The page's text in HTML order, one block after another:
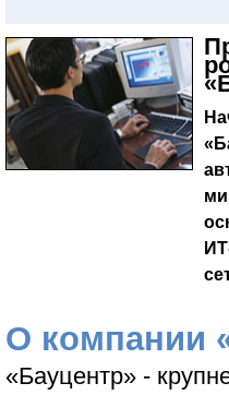
О компании
«Бауцентр» -